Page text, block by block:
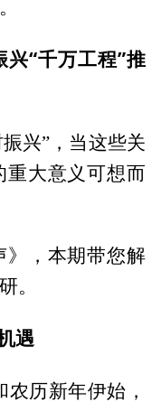
兴“千万工程”推
兴”，当这些关
重大意义可想而
》，本期带您解
。
遇
历新年伊始，